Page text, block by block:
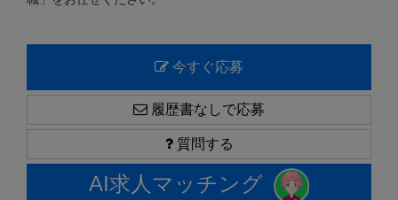
今すぐ応募
履歴書なしで応募
質問する
AI求人マッチング